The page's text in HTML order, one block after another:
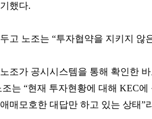
했다.
고 노조는 “투자협약을 지키지 않
조가 공시시스템을 통해 확인한
조는 “현재 투자현황에 대해 KEC
매모호한 대답만 하고 있는 상태”